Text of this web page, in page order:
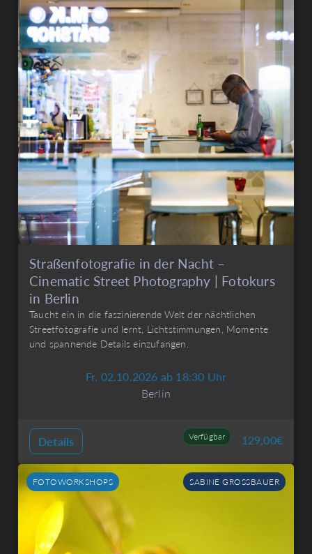
Straßenfotografie in der Nacht –
Cinematic Street Photography | Fotokurs
in Berlin
Taucht ein in die faszinierende Welt der nächtlichen
Streetfotografie und lernt, Lichtstimmungen, Momente
und spannende Details einzufangen.
Fr. 02.10.2026 ab 18:30 Uhr
Berlin
Details Verfügbar 129,00€
FOTOWORKSHOPS SABINE GROSSBAUER